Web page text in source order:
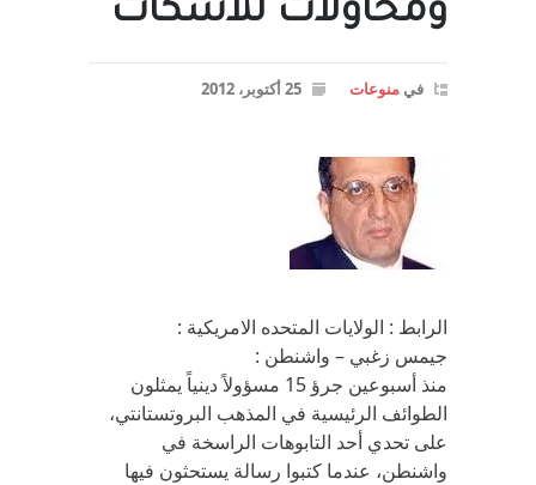
ومحاولات للاسكات
في منوعات 25 أكتوبر، 2012
الرابط : الولايات المتحده الامريكية :
جيمس زغبي – واشنطن :
منذ أسبوعين جرؤ 15 مسؤولاً دينياً يمثلون
الطوائف الرئيسية في المذهب البروتستانتي،
على تحدي أحد التابوهات الراسخة في
واشنطن، عندما كتبوا رسالة يستحثون فيها